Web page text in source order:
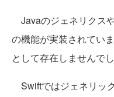
Javaのジェネリクス
の機能が実装されてい
として存在しませんでし
Swiftではジェネリッ